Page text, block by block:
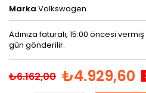
Marka Volkswagen
Adınıza faturalı, 15:00 öncesi
gün gönderilir.
₺6.162,00 ₺4.929,60